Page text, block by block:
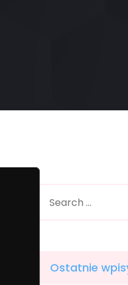
Ostatnie